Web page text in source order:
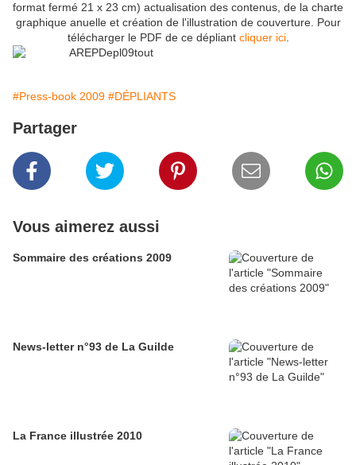
format fermé 21 x 23 cm) actualisation des contenus, de la charte
graphique anuelle et création de l'illustration de couverture. Pour
télécharger le PDF de ce dépliant cliquer ici.
#Press-book 2009 #DÉPLIANTS
Partager
Vous aimerez aussi
Sommaire des créations 2009
News-letter n°93 de La Guilde
La France illustrée 2010